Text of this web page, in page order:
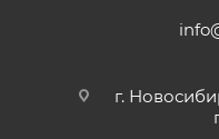
г.